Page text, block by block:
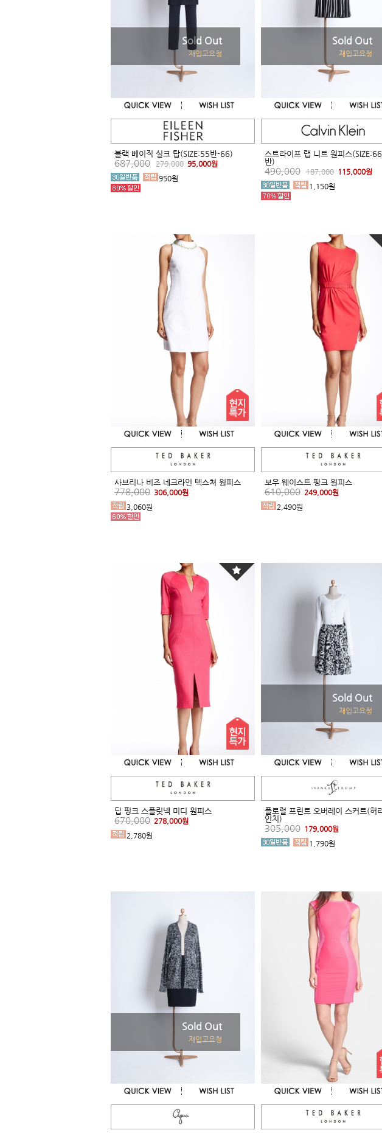
Sold Out
재입고요청
블랙 베이직 실크 탑(SIZE:55반-66)
687,000 279,000 95,000원
950원
Sold Out
재입고요청
스트라이프 랩 니트 원피스
반)
490,000 187,000 115,000원
1,150원
사브리나 비즈 네크라인 텍스쳐 원피스
778,000 306,000원
3,060원
보우 웨이스트 핑크 원피스
610,000 249,000원
2,490원
딥 핑크 스플릿넥 미디 원피스
670,000 278,000원
2,780원
Sold Out
재입고요청
플로럴 프린트 오버레이 스커트(허
인치)
305,000 179,000원
1,790원
Sold Out
재입고요청